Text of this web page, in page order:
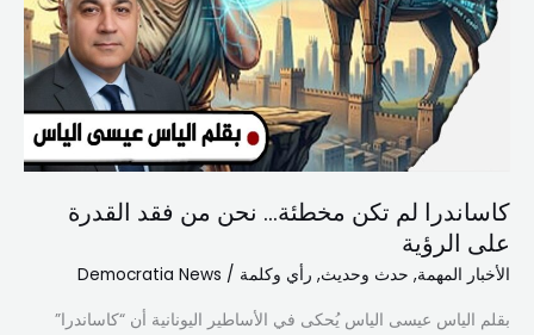
كاساندرا لم تكن مخطئة… نحن من فقد القدرة
على الرؤية
الأخبار المهمة, حدث وحديث, رأي وكلمة /
Democratia News
بقلم الياس عيسى الياس ​يُحكى في الأساطير اليونانية أن “كاساندرا”